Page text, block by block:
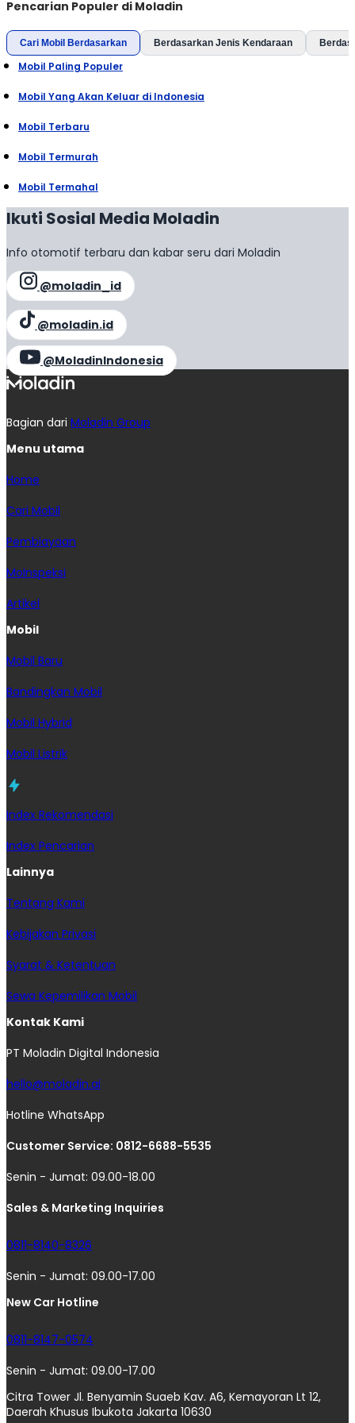
Pencarian Populer di Moladin
Cari Mobil Berdasarkan Berdasarkan Jenis Kendaraan
Mobil Paling Populer
Mobil Yang Akan Keluar di Indonesia
Mobil Terbaru
Mobil Termurah
Mobil Termahal
Ikuti Sosial Media Moladin
Info otomotif terbaru dan kabar seru dari Moladin
@moladin_id
@moladin.id
@MoladinIndonesia
Bagian dari Moladin Group
Menu utama
Home
Cari Mobil
Pembiayaan
MoInspeksi
Artikel
Mobil
Mobil Baru
Bandingkan Mobil
Mobil Hybrid
Mobil Listrik
Index Rekomendasi
Index Pencarian
Lainnya
Tentang Kami
Kebijakan Privasi
Syarat & Ketentuan
Sewa Kepemilikan Mobil
Kontak Kami
PT Moladin Digital Indonesia
hello@moladin.ai
Hotline WhatsApp
Customer Service: 0812-6688-5535
Senin - Jumat: 09.00-18.00
Sales & Marketing Inquiries
0811-8140-8326
Senin - Jumat: 09.00-17.00
New Car Hotline
0811-8147-0574
Senin - Jumat: 09.00-17.00
Citra Tower Jl. Benyamin Suaeb Kav. A6, Kemayoran Lt 12,
Daerah Khusus Ibukota Jakarta 10630